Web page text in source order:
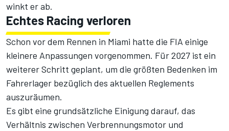
winkt er ab.
Echtes Racing verloren
Schon vor dem Rennen in Miami hatte die FIA einige
kleinere Anpassungen vorgenommen. Für 2027 ist ein
weiterer Schritt geplant, um die größten Bedenken im
Fahrerlager bezüglich des aktuellen Reglements
auszuräumen.
Es gibt eine grundsätzliche Einigung darauf, das
Verhältnis zwischen Verbrennungsmotor und